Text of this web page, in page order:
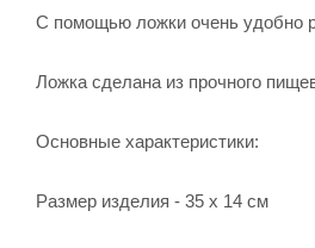
С помощью ложки очень удобно
Ложка сделана из прочного
Основные характеристики:
Размер изделия - 35 х 14 см